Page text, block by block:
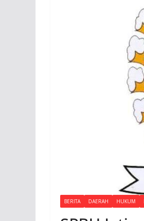
BERITA DAERAH HUKUM